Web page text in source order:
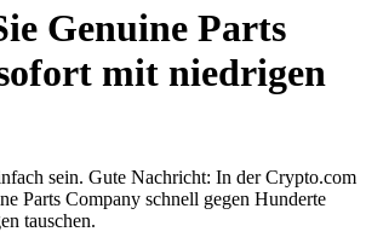
Genuine Parts
mit niedrigen
sein. Gute Nachricht: In der Crypto.com
Parts Company schnell gegen Hunderte
tauschen.